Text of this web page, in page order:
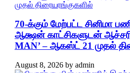
70-க்கும் மேற்பட்ட சினிமா
ஆக்ஷன் காட்சிகளுடன்
MAN’ – ஆகஸ்ட் 21 முதல்
August 8, 2026by admin